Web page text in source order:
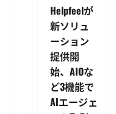
Helpfeelが
新ソリュ
ーション
提供開
始、AIOな
ど3機能で
AIエージェ